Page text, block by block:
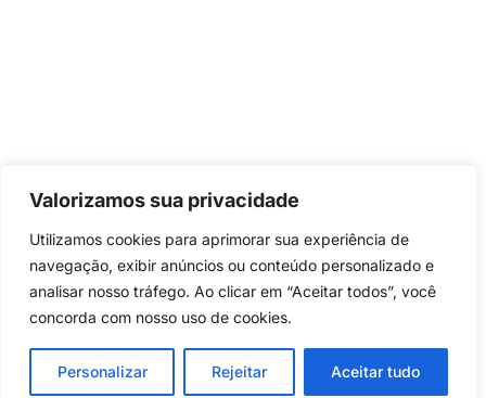
Valorizamos sua privacidade
Utilizamos cookies para aprimorar sua experiência de
navegação, exibir anúncios ou conteúdo personalizado e
analisar nosso tráfego. Ao clicar em “Aceitar todos”, você
concorda com nosso uso de cookies.
Personalizar Rejeitar Aceitar tudo